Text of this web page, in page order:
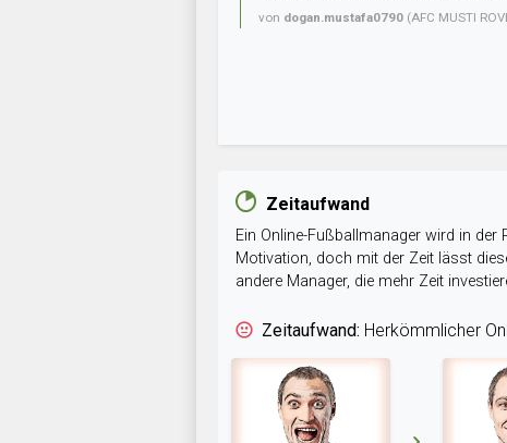
von dogan.mustafa0790 (AFC MUSTI
Zeitaufwand
Ein Online-Fußballmanager wird in
Motivation, doch mit der Zeit lässt
andere Manager, die mehr Zeit
Zeitaufwand: Herkömmlicher